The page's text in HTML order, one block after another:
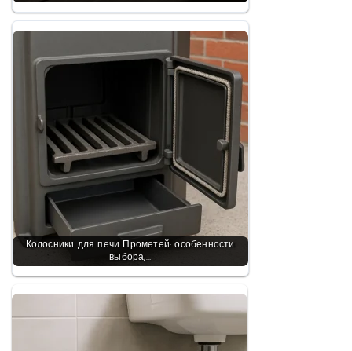
Колосники для печи Прометей: особенности
выбора,…